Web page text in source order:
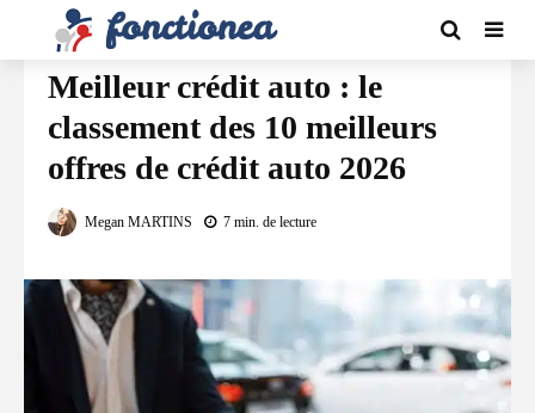
AUTOMOBILE / TRANSPORTS
Meilleur crédit auto : le
classement des 10 meilleurs
offres de crédit auto 2026
Megan MARTINS 7 min. de lecture